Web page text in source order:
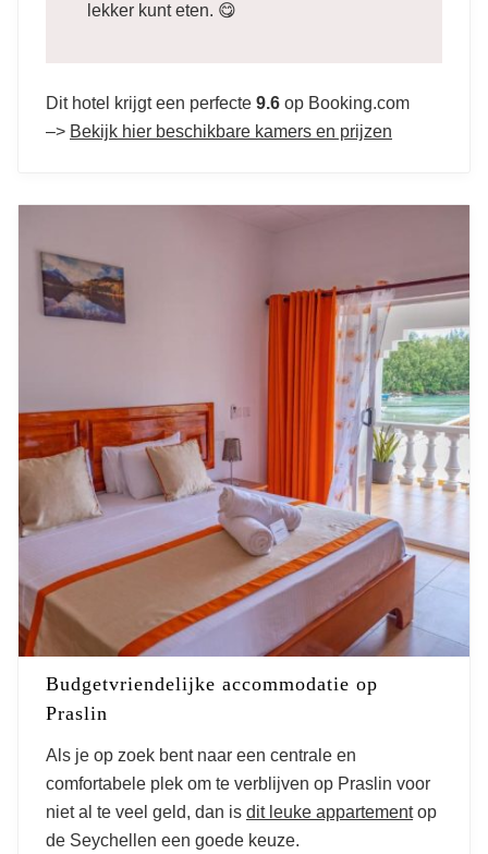
lekker kunt eten. 😋
Dit hotel krijgt een perfecte 9.6 op Booking.com
–> Bekijk hier beschikbare kamers en prijzen
Budgetvriendelijke accommodatie op
Praslin
Als je op zoek bent naar een centrale en
comfortabele plek om te verblijven op Praslin voor
niet al te veel geld, dan is dit leuke appartementop
de Seychellen een goede keuze.